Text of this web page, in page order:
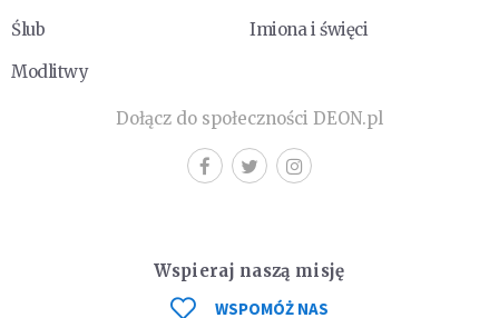
Ślub
Imiona i święci
Modlitwy
Dołącz do społeczności DEON.pl
Wspieraj naszą misję
WSPOMÓŻ NAS